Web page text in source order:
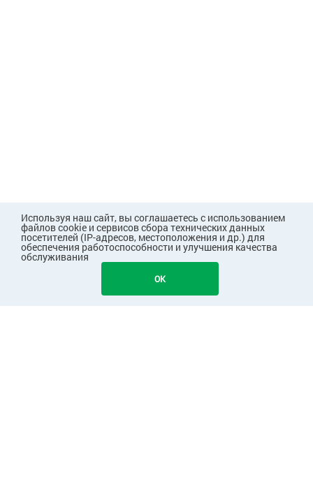
В КОРЗИНУ 2080
Используя наш сайт, вы соглашаетесь с использованием
файлов cookie и сервисов сбора технических данных
посетителей (IP-адресов, местоположения и др.) для
обеспечения работоспособности и улучшения качества
обслуживания
OK